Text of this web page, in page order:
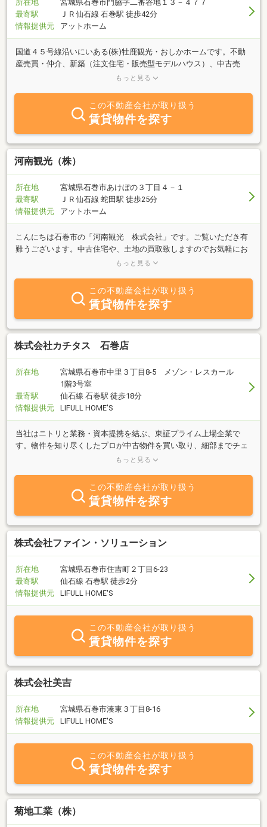
所在地
宮城県石巻市門脇字二番谷地１３－４７７
最寄駅
ＪＲ仙石線 石巻駅 徒歩42分
情報提供元
アットホーム
国道４５号線沿いにいある(株)牡鹿観光・おしかホームです。不動
産売買・仲介、新築（注文住宅・販売型モデルハウス）、中古売
買、リフォーム、太陽光発電、賃貸業を営んでおります。1棟1棟こ
ートいたします。パナソニックテクノストラクチャー地震に強い家
をお気軽にご見学下さい。賃貸物件６００世帯、人気のオール電気
戸建・メゾネットタイプ・ペット可物件を含め取り扱っておりま
す。住まいの事なら何でも！！地元の暮らしのなんでも相談できる
窓口として、年末年始以外休まず営業中！！
もっと見る
この不動産会社が取り扱う
賃貸物件を探す
河南観光（株）
所在地
宮城県石巻市あけぼの３丁目４－１
最寄駅
ＪＲ仙石線 蛇田駅 徒歩25分
情報提供元
アットホーム
こんにちは石巻市の「河南観光 株式会社」です。ご覧いただき有
難うございます。中古住宅や、土地の買取致しますのでお気軽にお
問い合わせ下さい。昭和４８年創業、昭和５４年宅建業開業の経験
不動産売買で皆様のお役に立つ事その為に誰よりも努力します！！
休日対応もお気軽にご連絡ください。できる範囲で対応します！☆
当社ＨＰにて“お勧め物件”公開中！是非ご覧下さい☆
もっと見る
この不動産会社が取り扱う
賃貸物件を探す
株式会社カチタス 石巻店
所在地
宮城県石巻市中里３丁目8-5 メゾン・レスカール
1階3号室
最寄駅
仙石線 石巻駅 徒歩18分
情報提供元
LIFULL HOME'S
当社はニトリと業務・資本提携を結ぶ、東証プライム上場企業で
す。物件を知り尽くしたプロが中古物件を買い取り、細部までチェ
ックし、自社規格に沿って丁寧にリフォームしているので、ご購入
もっと見る
この不動産会社が取り扱う
賃貸物件を探す
株式会社ファイン・ソリューション
所在地
宮城県石巻市住吉町２丁目6-23
最寄駅
仙石線 石巻駅 徒歩2分
情報提供元
LIFULL HOME'S
この不動産会社が取り扱う
賃貸物件を探す
株式会社美吉
所在地
宮城県石巻市湊東３丁目8-16
情報提供元
LIFULL HOME'S
この不動産会社が取り扱う
賃貸物件を探す
菊地工業（株）